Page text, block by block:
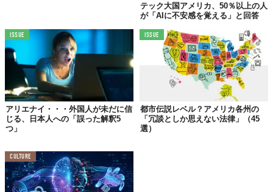
には「UFOの政府極秘ファイルを調査し、機密扱いを解除して、
国民に公開する」、なんて公約をしていましたっけ。
歴代大統領候補者たちが、足を踏み入れなかったある意味“禁断の
テック大国アメリカ、50％以上の人
が「AIに不安感を覚える」と回答
ISSUE
アリエナイ・・・外国人が未だに信
じる、日本人への「誤った解釈5
つ」
ISSUE
都市伝説レベル？アメリカ各州の
「冗談としか思えない法律」（45
選）
CULTURE